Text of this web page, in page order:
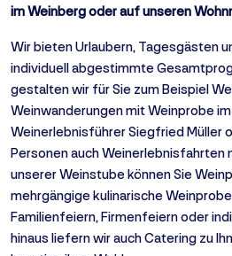
im Weinberg oder auf unseren
Wir bieten Urlaubern, Tagesgästen
individuell abgestimmte
gestalten wir für Sie zum Beispiel
Weinwanderungen mit Weinprobe
Weinerlebnisführer Siegfried Müller
Personen auch Weinerlebnisfahrten
unserer Weinstube können Sie
mehrgängige kulinarische
Familienfeiern, Firmenfeiern oder
hinaus liefern wir auch Catering zu